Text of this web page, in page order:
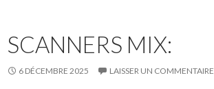
SCANNERS MIX:
6 DÉCEMBRE 2025 LAISSER UN COMMENTAIRE